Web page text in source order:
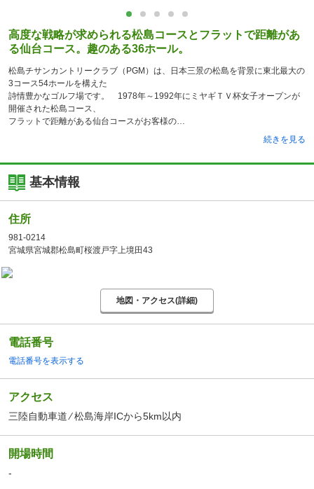
高度な戦略が求められる松島コースとフラットで距離があ
る仙台コース。趣のある36ホール。
松島チサンカントリークラブ（PGM）は、日本三景の松島を背景に東北最大の
3コース54ホールを構えた
詩情豊かなゴルフ場です。 1978年～1992年にミヤギＴＶ杯女子オープンが
開催された松島コース、
フラットで距離がある仙台コースがお客様の
続きを見る
基本情報
住所
981-0214
宮城県宮城郡松島町桜渡戸字上境田43
地図・アクセス(詳細)
電話番号
電話番号を表示する
アクセス
三陸自動車道 ⁄ 松島海岸ICから5km以内
開場時間
-